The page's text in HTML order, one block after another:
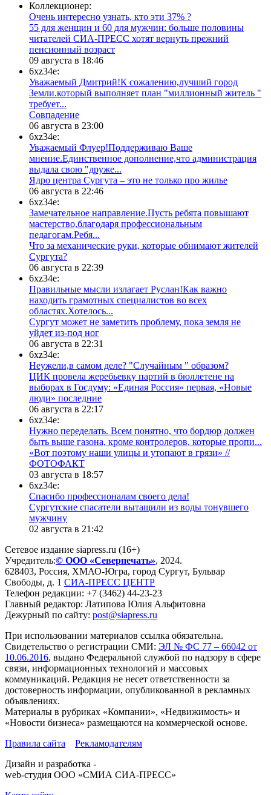
Коллекционер:
Очень интересно узнать, кто эти 37% ?
​55 для женщин и 60 для мужчин: больше половины
читателей СИА-ПРЕСС хотят вернуть прежний
пенсионный возраст
09 августа в 18:46
6xz34e:
Уважаемый Дмитрий!К сожалению,лучший город
Земли.который выполняет план "миллионный житель "
требует...
​Совпадение
06 августа в 23:00
6xz34e:
Уважаемый Флуер!Поддерживаю Ваше
мнение.Единственное дополнение,что администрация
выдала свою "друже...
​Ядро центра Сургута ‒ это не только про жилье
06 августа в 22:46
6xz34e:
Замечательное направление.Пусть ребята повышают
мастерство,благодаря профессиональным
педагогам.Ребя...
​Что за механические руки, которые обнимают жителей
Сургута?
06 августа в 22:39
6xz34e:
Правильные мысли излагает Руслан!Как важно
находить грамотных специалистов во всех
областях.Хотелось...
Сургут может не заметить проблему, пока земля не
уйдет из-под ног
06 августа в 22:31
6xz34e:
Неужели,в самом деле? "Случайным " образом?
ЦИК провела жеребьевку партий в бюллетене на
выборах в Госдуму: «Единая Россия» первая, «Новые
люди» последние
06 августа в 22:17
6xz34e:
Нужно переделать. Всем понятно, что бордюр должен
быть выше газона, кроме контролеров, которые пропи...
«Вот поэтому наши улицы и утопают в грязи» //
ФОТОФАКТ
03 августа в 18:57
6xz34e:
Спасибо профессионалам своего дела!
Сургутские спасатели вытащили из воды тонувшего
мужчину
02 августа в 21:42
Сетевое издание siapress.ru (16+)
Учредитель:© ООО «Северпечать», 2024.
628403, Россия, ХМАО-Югра, город Сургут, Бульвар
Свободы, д. 1 СИА-ПРЕСС ЦЕНТР
Телефон редакции: +7 (3462) 44-23-23
Главный редактор: Латипова Юлия Альфитовна
Дежурный по сайту: post@siapress.ru
При использовании материалов ссылка обязательна.
Свидетельство о регистрации СМИ: ЭЛ № ФС 77 – 66042 от
10.06.2016, выдано Федеральной службой по надзору в сфере
связи, информационных технологий и массовых
коммуникаций. Редакция не несет ответственности за
достоверность информации, опубликованной в рекламных
объявлениях.
Материалы в рубриках «Компании», «Недвижимость» и
«Новости бизнеса» размещаются на коммерческой основе.
Правила сайта
Рекламодателям
Дизайн и разработка -
web-студия ООО «СМИА СИА-ПРЕСС»